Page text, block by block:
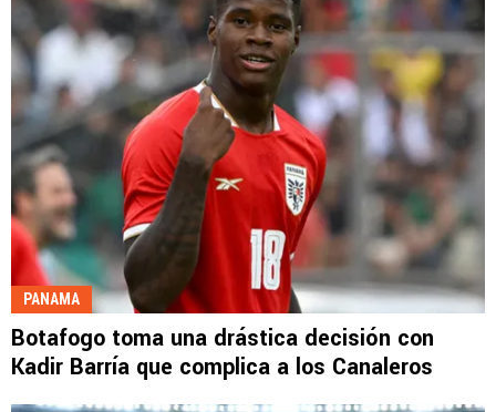
PANAMA
Botafogo toma una drástica decisión con
Kadir Barría que complica a los Canaleros